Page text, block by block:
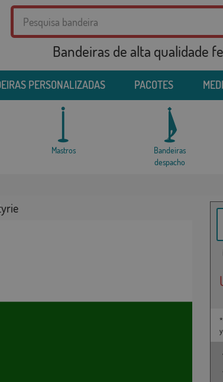
Bandeiras de alta qualidade
PERSONALIZADAS PACOTES
Mastros
Bandeiras
despacho